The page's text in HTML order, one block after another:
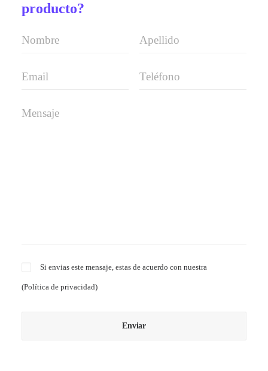
producto?
Si envias este mensaje, estas de acuerdo con nuestra
(Política de privacidad)